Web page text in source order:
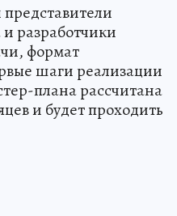
разработчики
формат
шаги реализации
плана рассчитана
и будет проходить